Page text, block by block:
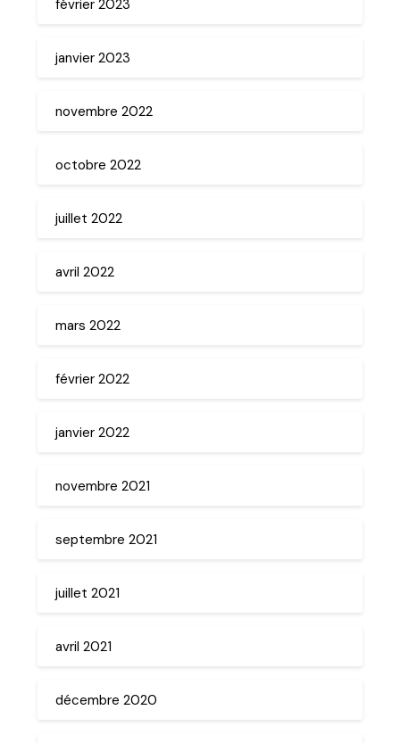
février 2023
janvier 2023
novembre 2022
octobre 2022
juillet 2022
avril 2022
mars 2022
février 2022
janvier 2022
novembre 2021
septembre 2021
juillet 2021
avril 2021
décembre 2020